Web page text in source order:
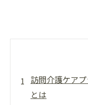
訪問介護ケア
とは